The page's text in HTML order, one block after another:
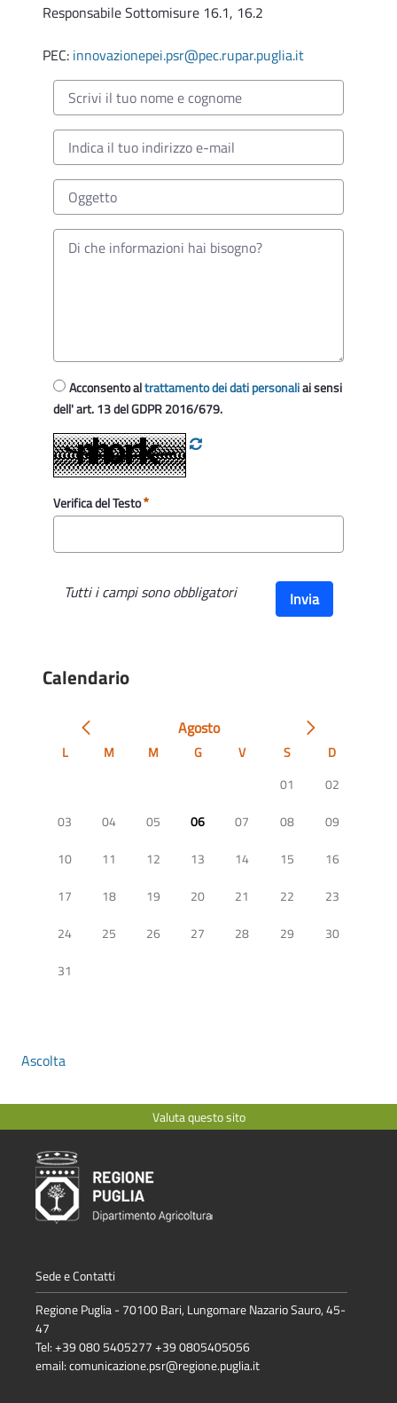
Responsabile Sottomisure 16.1, 16.2
PEC: innovazionepei.psr@pec.rupar.puglia.it
Acconsento altrattamento dei dati personaliai sensi
dell' art. 13 del GDPR 2016/679.
Verifica del Testo
Tutti i campi sono obbligatori Invia
Calendario
Agosto
L M M G V S
D
01
02
03
04 05 06 07 08
09
10
11 12 13 14 15
16
17
18 19 20 21 22
23
24
25 26 27 28 29
30
31
Ascolta
Valuta questo sito
Sede e Contatti
Regione Puglia - 70100 Bari, Lungomare Nazario Sauro, 45-
47
Tel: +39 080 5405277 +39 0805405056
email:comunicazione.psr@regione.puglia.it